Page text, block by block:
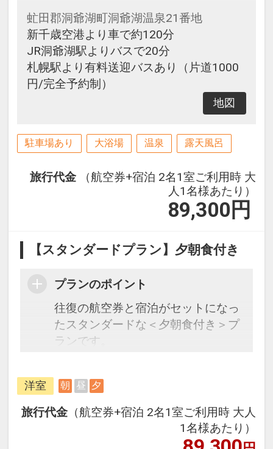
虻田郡洞爺湖町洞爺湖温泉21番地
新千歳空港より車で約120分
JR洞爺湖駅よりバスで20分
札幌駅より有料送迎バスあり（片道1000
円/完全予約制）
地図
駐車場あり 大浴場 温泉 露天風呂
旅行代金
（航空券+宿泊 2名1室ご利用時 大
人1名様あたり）
89,300 円
【スタンダードプラン】夕朝食付き
プランのポイント
往復の航空券と宿泊がセットになっ
たスタンダードな＜夕朝食付き＞プ
ランです。
ら、一都市滞在はもちろん周遊旅行
にも最適！
旅行期間中の1泊だけの宿泊や延
泊・飛び泊なども自由自在です。
洋室 朝 昼 夕
旅行代金 （航空券+宿泊 2名1室ご利用時 大人
1名様あたり）